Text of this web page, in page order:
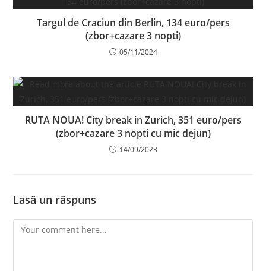
Targul de Craciun din Berlin, 134 euro/pers
(zbor+cazare 3 nopti)
05/11/2024
RUTA NOUA! City break in Zurich, 351 euro/pers
(zbor+cazare 3 nopti cu mic dejun)
14/09/2023
Lasă un răspuns
Comment